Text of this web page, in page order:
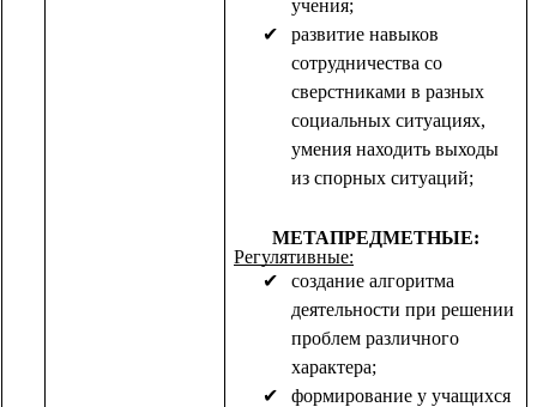
учения;
развитие навыков
сотрудничества со
сверстниками в разных
социальных ситуациях,
умения находить выходы
из спорных ситуаций;
МЕТАПРЕДМЕТНЫЕ:
Регулятивные:
создание алгоритма
деятельности при решении
проблем различного
характера;
формирование у учащихся